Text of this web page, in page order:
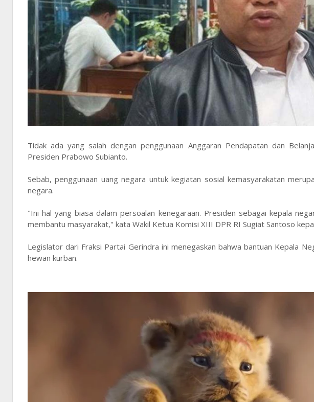
Tidak ada yang salah dengan penggunaan Anggaran Pendapatan dan
Presiden Prabowo Subianto.
Sebab, penggunaan uang negara untuk kegiatan sosial kemasyarakatan
negara.
"Ini hal yang biasa dalam persoalan kenegaraan. Presiden sebagai kepala
membantu masyarakat," kata Wakil Ketua Komisi XIII DPR RI Sugiat Santoso
Legislator dari Fraksi Partai Gerindra ini menegaskan bahwa bantuan Kepala
hewan kurban.